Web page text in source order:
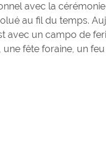
avec la
au fil du temps.
avec un campo de
fête foraine, un